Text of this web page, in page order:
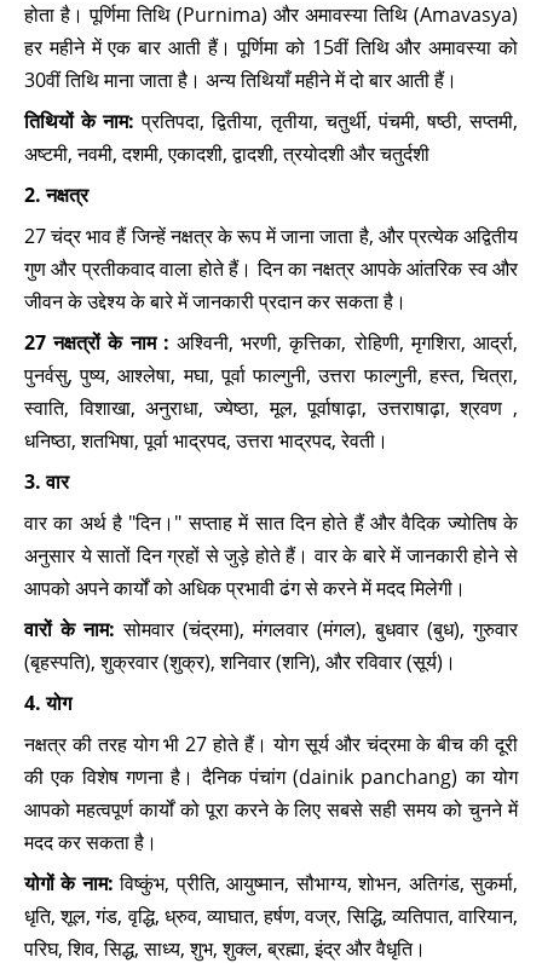
होता है। पूर्णिमा तिथि (Purnima) और अमावस्या तिथि (Amavasya)
हर महीने में एक बार आती हैं। पूर्णिमा को 15वीं तिथि और अमावस्या को
30वीं तिथि माना जाता है। अन्य तिथियाँ महीने में दो बार आती हैं।
तिथियों के नाम: प्रतिपदा, द्वितीया, तृतीया, चतुर्थी, पंचमी, षष्ठी, सप्तमी,
अष्टमी, नवमी, दशमी, एकादशी, द्वादशी, त्रयोदशी और चतुर्दशी
2. नक्षत्र
27 चंद्र भाव हैं जिन्हें नक्षत्र के रूप में जाना जाता है, और प्रत्येक अद्वितीय
गुण और प्रतीकवाद वाला होते हैं। दिन का नक्षत्र आपके आंतरिक स्व और
जीवन के उद्देश्य के बारे में जानकारी प्रदान कर सकता है।
27 नक्षत्रों के नाम : अश्विनी, भरणी, कृत्तिका, रोहिणी, मृगशिरा, आर्द्रा,
पुनर्वसु, पुष्य, आश्लेषा, मघा, पूर्वा फाल्गुनी, उत्तरा फाल्गुनी, हस्त, चित्रा,
स्वाति, विशाखा, अनुराधा, ज्येष्ठा, मूल, पूर्वाषाढ़ा, उत्तराषाढ़ा, श्रवण ,
धनिष्ठा, शतभिषा, पूर्वा भाद्रपद, उत्तरा भाद्रपद, रेवती।
3. वार
वार का अर्थ है "दिन।" सप्ताह में सात दिन होते हैं और वैदिक ज्योतिष के
अनुसार ये सातों दिन ग्रहों से जुड़े होते हैं। वार के बारे में जानकारी होने से
आपको अपने कार्यों को अधिक प्रभावी ढंग से करने में मदद मिलेगी।
वारों के नाम: सोमवार (चंद्रमा), मंगलवार (मंगल), बुधवार (बुध), गुरुवार
(बृहस्पति), शुक्रवार (शुक्र), शनिवार (शनि), और रविवार (सूर्य)।
4. योग
नक्षत्र की तरह योग भी 27 होते हैं। योग सूर्य और चंद्रमा के बीच की दूरी
की एक विशेष गणना है। दैनिक पंचांग (dainik panchang) का योग
आपको महत्वपूर्ण कार्यों को पूरा करने के लिए सबसे सही समय को चुनने में
मदद कर सकता है।
योगों के नाम: विष्कुंभ, प्रीति, आयुष्मान, सौभाग्य, शोभन, अतिगंड, सुकर्मा,
धृति, शूल, गंड, वृद्धि, ध्रुव, व्याघात, हर्षण, वज्र, सिद्धि, व्यतिपात, वारियान,
परिघ, शिव, सिद्ध, साध्य, शुभ, शुक्ल, ब्रह्मा, इंद्र और वैधृति।